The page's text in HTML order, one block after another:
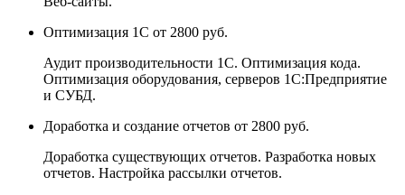
Оптимизация 1С от 2800 руб.
Аудит производительности 1С. Оптимизация кода.
Оптимизация оборудования, серверов 1С:Предприятие
и СУБД.
Доработка и создание отчетов от 2800 руб.
Доработка существующих отчетов. Разработка новых
отчетов. Настройка рассылки отчетов.